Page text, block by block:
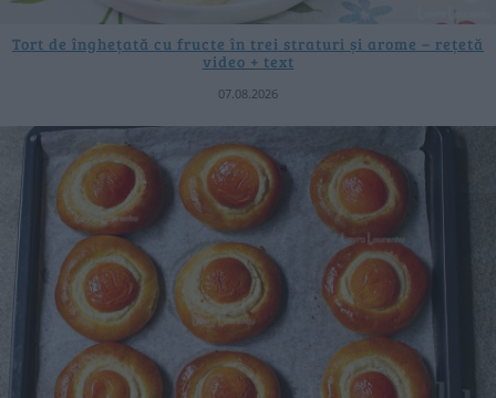
Tort de înghețată cu fructe în trei straturi și arome – rețetă
video + text
07.08.2026